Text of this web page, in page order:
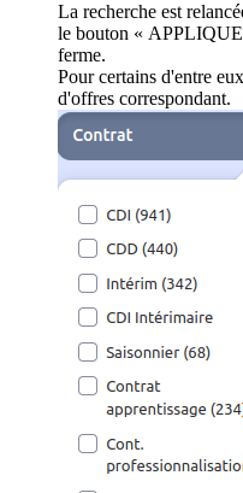
La recherche est
le bouton «
ferme.
Pour certains d'entre
d'offres correspondant.